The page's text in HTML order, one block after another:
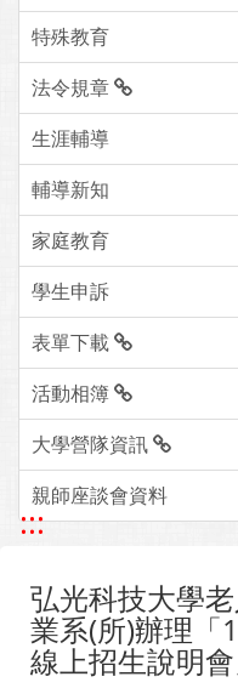
特殊教育
法令規章
生涯輔導
輔導新知
家庭教育
學生申訴
表單下載
活動相簿
大學營隊資訊
親師座談會資料
:::
弘光科技大學
業系(所)辦理「
線上招生說明會